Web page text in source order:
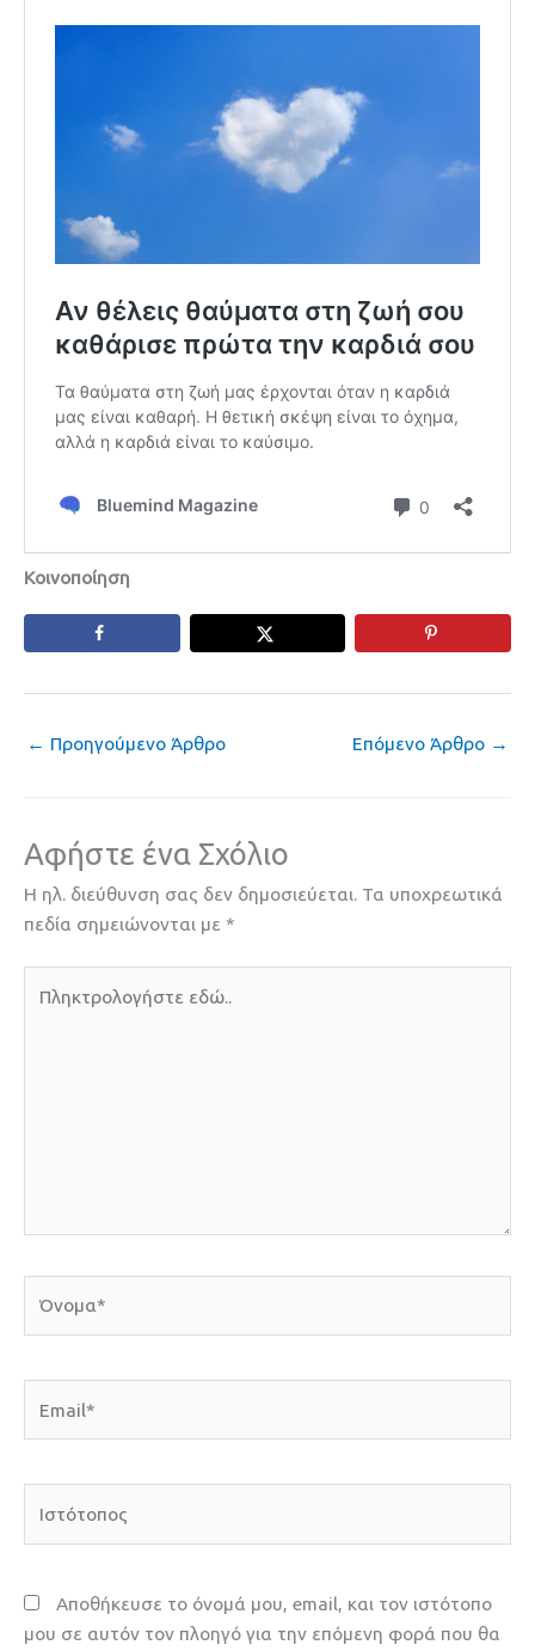
Κοινοποίηση
← Προηγούμενο Άρθρο Επόμενο Άρθρο →
Αφήστε ένα Σχόλιο
Η ηλ. διεύθυνση σας δεν δημοσιεύεται. Τα υποχρεωτικά
πεδία σημειώνονται με *
εδώ..
Αποθήκευσε το όνομά μου, email, και τον ιστότοπο
μου σε αυτόν τον πλοηγό για την επόμενη φορά που θα